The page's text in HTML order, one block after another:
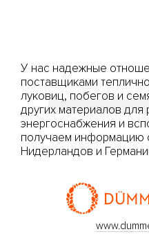
У нас надежные
поставщиками
луковиц, побегов и
других материалов для
энергоснабжения и
получаем информацию
Нидерландов и